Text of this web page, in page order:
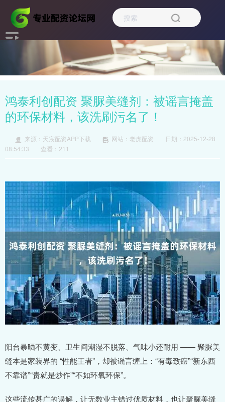
鸿泰利创配资 聚脲美缝剂：被谣言掩盖
的环保材料，该洗刷污名了！
来源：天宸配资APP下载 网站：老虎配资
日期：2025-12-28
08:54:33
查看：211
阳台暴晒不黄变、卫生间潮湿不脱落、气味小还耐用 —— 聚脲美
缝本是家装界的 “性能王者”，却被谣言缠上：“有毒致癌”“新东西
不靠谱”“贵就是炒作”“不如环氧环保”。
这些流传甚广的误解，让无数业主错过优质材料，也让聚脲美缝